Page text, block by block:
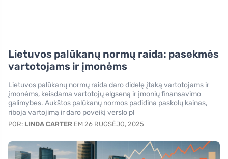
Lietuvos palūkanų normų raida: pasekmės
vartotojams ir įmonėms
Lietuvos palūkanų normų raida daro didelę įtaką vartotojams ir
įmonėms, keisdama vartotojų elgseną ir įmonių finansavimo
galimybes. Aukštos palūkanų normos padidina paskolų kainas,
riboja vartojimą ir daro poveikį verslo pl
POR: LINDA CARTER EM 26 RUGSĖJO, 2025